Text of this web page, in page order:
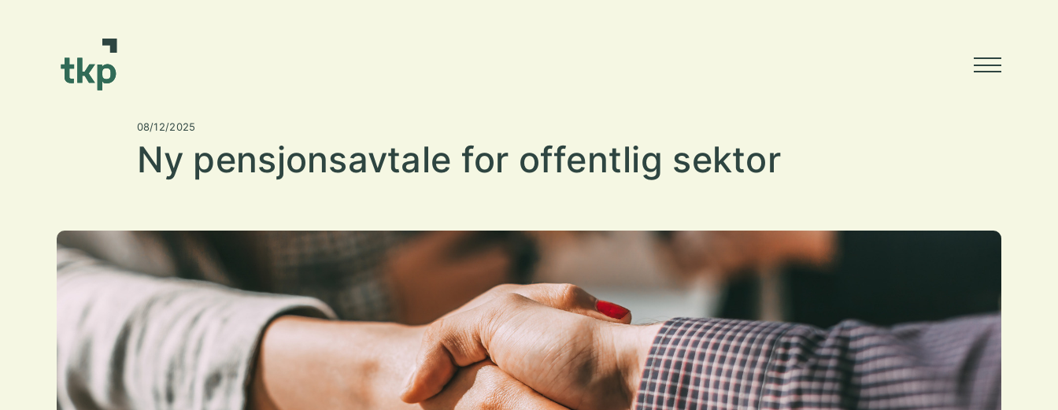
08/12/2025
Ny pensjonsavtale for offentlig sektor